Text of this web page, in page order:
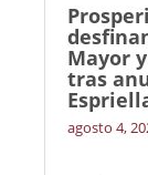
Mayor
tras
agosto 4,